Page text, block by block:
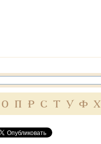
О П Р С Т У Ф Х